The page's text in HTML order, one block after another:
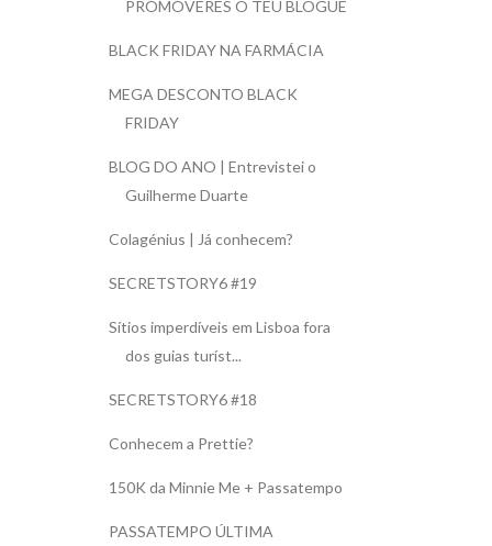
PROMOVERES O TEU BLOGUE
BLACK FRIDAY NA FARMÁCIA
MEGA DESCONTO BLACK
FRIDAY
BLOG DO ANO | Entrevistei o
Guilherme Duarte
Colagénius | Já conhecem?
SECRETSTORY6 #19
Sítios imperdíveis em Lisboa fora
dos guias turíst...
SECRETSTORY6 #18
Conhecem a Prettie?
150K da Minnie Me + Passatempo
PASSATEMPO ÚLTIMA